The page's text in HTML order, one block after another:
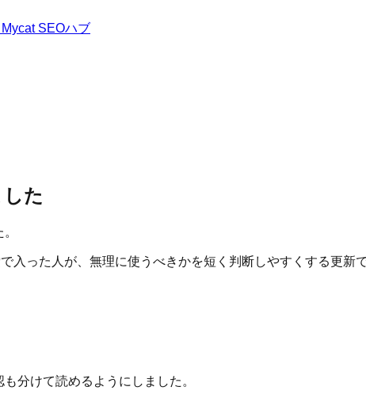
Mycat SEOハブ
た
った人が、無理に使うべきかを短く判断しやすくする更新で
分けて読めるようにしました。